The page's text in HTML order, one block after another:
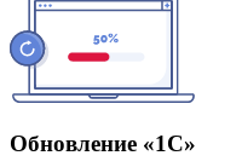
Обновление «1С»